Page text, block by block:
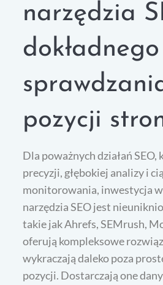
narzędzia
dokładnego
pozycji
Dla poważnych działań
precyzji, głębokiej analizy i
monitorowania, inwestycja
narzędzia SEO jest
takie jak Ahrefs, SEMrush,
oferują kompleksowe
wykraczają daleko poza
pozycji. Dostarczają one